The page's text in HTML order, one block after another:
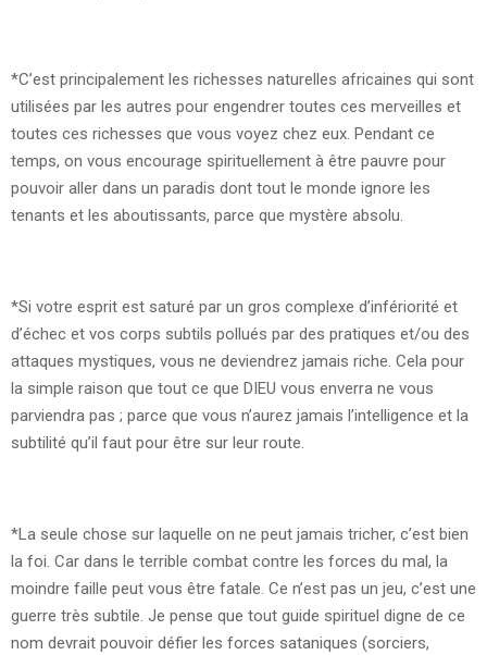
*C’est principalement les richesses naturelles africaines qui sont
utilisées par les autres pour engendrer toutes ces merveilles et
toutes ces richesses que vous voyez chez eux. Pendant ce
temps, on vous encourage spirituellement à être pauvre pour
pouvoir aller dans un paradis dont tout le monde ignore les
tenants et les aboutissants, parce que mystère absolu.
*Si votre esprit est saturé par un gros complexe d’infériorité et
d’échec et vos corps subtils pollués par des pratiques et/ou des
attaques mystiques, vous ne deviendrez jamais riche. Cela pour
la simple raison que tout ce que DIEU vous enverra ne vous
parviendra pas ; parce que vous n’aurez jamais l’intelligence et la
subtilité qu’il faut pour être sur leur route.
*La seule chose sur laquelle on ne peut jamais tricher, c’est bien
la foi. Car dans le terrible combat contre les forces du mal, la
moindre faille peut vous être fatale. Ce n’est pas un jeu, c’est une
guerre très subtile. Je pense que tout guide spirituel digne de ce
nom devrait pouvoir défier les forces sataniques (sorciers,